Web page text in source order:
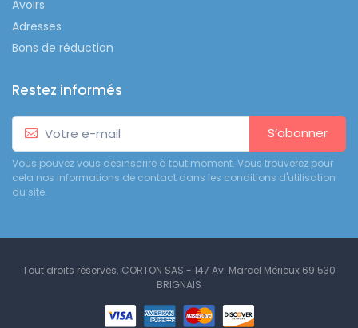
Avoirs
Adresses
Bons de réduction
Restez informés
S’abonner
Vous pouvez vous désinscrire à tout moment. Vous trouverez pour
cela nos informations de contact dans les conditions d'utilisation
du site.
Tout droits réservés. CORTON SAS - 147 Av. Marcel Mérieux 69 530
BRIGNAIS